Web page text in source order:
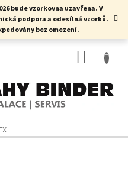
bude vzorkovna uzavřena. V
podpora a odesílná vzorků.
bez omezení.